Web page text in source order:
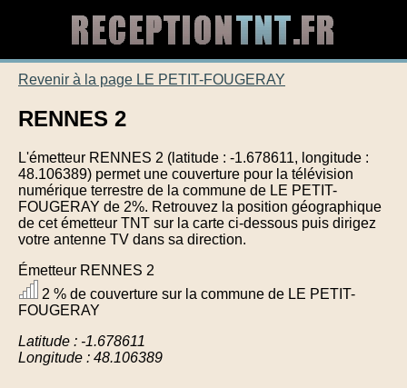
Revenir à la page LE PETIT-FOUGERAY
RENNES 2
L'émetteur RENNES 2 (latitude : -1.678611, longitude :
48.106389) permet une couverture pour la télévision
numérique terrestre de la commune de LE PETIT-
FOUGERAY de 2%. Retrouvez la position géographique
de cet émetteur TNT sur la carte ci-dessous puis dirigez
votre antenne TV dans sa direction.
Émetteur RENNES 2
2 % de couverture sur la commune de LE PETIT-
FOUGERAY
Latitude : -1.678611
Longitude : 48.106389